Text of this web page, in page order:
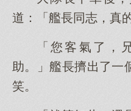
道：「艦長同志，真
「您客氣了，
助。」艦長擠出了一
笑。